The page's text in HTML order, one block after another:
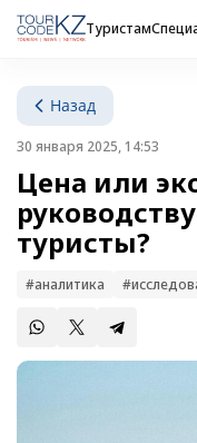
Туристам
Назад
30 января 2025, 14:53
Цена или
туристы?
#аналитика